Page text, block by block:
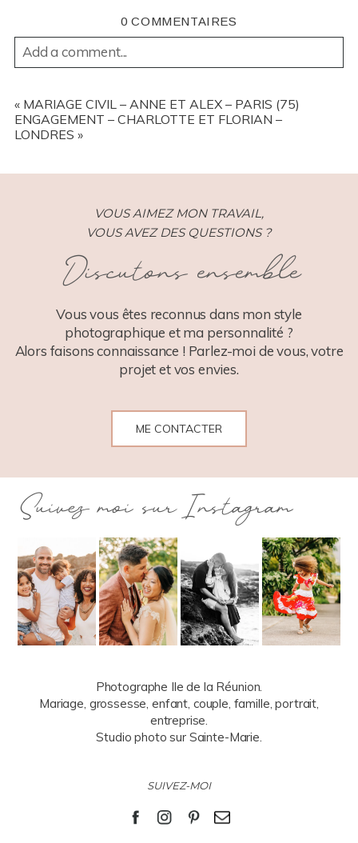
0 COMMENTAIRES
Add a comment...
REQUIRED FIELDS ARE MARKED *
POST COMMENT
« MARIAGE CIVIL – ANNE ET ALEX – PARIS (75)
ENGAGEMENT – CHARLOTTE ET FLORIAN –
LONDRES »
VOUS AIMEZ MON TRAVAIL,
VOUS AVEZ DES QUESTIONS ?
Discutons ensemble
Vous vous êtes reconnus dans mon style
photographique et ma personnalité ?
Alors faisons connaissance ! Parlez-moi de vous, votre
projet et vos envies.
ME CONTACTER
Suivez moi sur Instagram
Photographe Ile de la Réunion.
Mariage, grossesse, enfant, couple, famille, portrait,
entreprise.
Studio photo sur Sainte-Marie.
SUIVEZ-MOI